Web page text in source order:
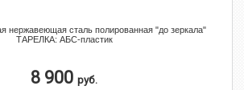
нержавеющая сталь полированная "до зеркала"
ТАРЕЛКА: АБС-пластик
8 900 руб.